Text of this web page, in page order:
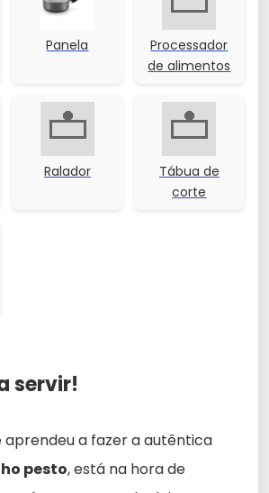
Panela
Processador
de alimentos
Ralador
Tábua de
corte
servir!
aprendeu a fazer a autêntica
pesto, está na hora de